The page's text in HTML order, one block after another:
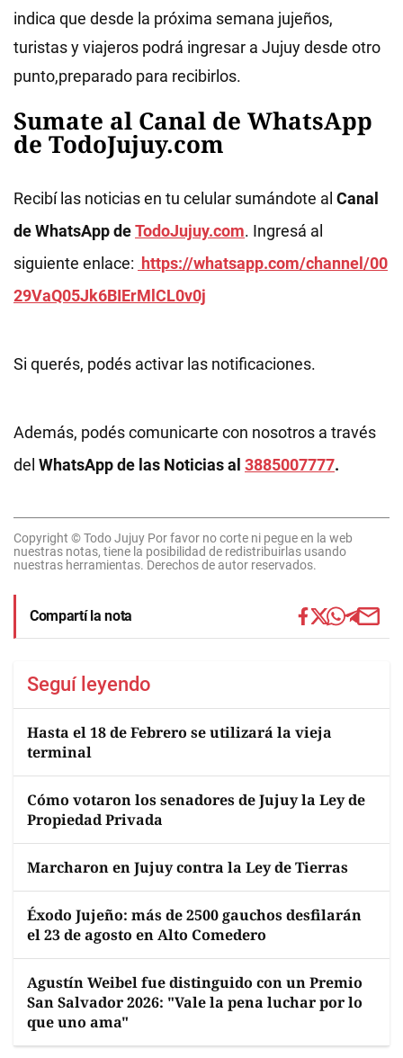
indica que desde la próxima semana jujeños,
turistas y viajeros podrá ingresar a Jujuy desde otro
punto,preparado para recibirlos.
Sumate al Canal de WhatsApp
de TodoJujuy.com
Recibí las noticias en tu celular sumándote al Canal
de WhatsApp deTodoJujuy.com. Ingresá al
siguiente enlace: https://whatsapp.com/channel/00
29VaQ05Jk6BIErMlCL0v0j
Si querés, podés activar las notificaciones.
Además, podés comunicarte con nosotros a través
del WhatsApp de las Noticias al 3885007777.
Copyright © Todo Jujuy Por favor no corte ni pegue en la web
nuestras notas, tiene la posibilidad de redistribuirlas usando
nuestras herramientas. Derechos de autor reservados.
Compartí la nota
Seguí leyendo
Hasta el 18 de Febrero se utilizará la vieja
terminal
Cómo votaron los senadores de Jujuy la Ley de
Propiedad Privada
Marcharon en Jujuy contra la Ley de Tierras
Éxodo Jujeño: más de 2500 gauchos desfilarán
el 23 de agosto en Alto Comedero
Agustín Weibel fue distinguido con un Premio
San Salvador 2026: "Vale la pena luchar por lo
que uno ama"